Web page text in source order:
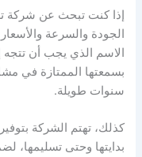
إذا كنت تبحث عن شركة
الجودة والسرعة
الاسم الذي يجب أن تتجه
بسمعتها الممتازة في
سنوات طويلة.
كذلك، تهتم الشركة
بدايتها وحتى تسليمها،